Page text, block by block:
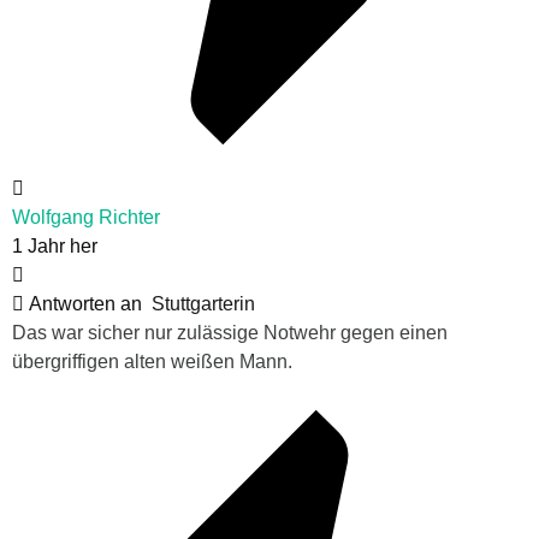
Wolfgang Richter
1 Jahr her
Antworten an Stuttgarterin
Das war sicher nur zulässige Notwehr gegen einen
übergriffigen alten weißen Mann.